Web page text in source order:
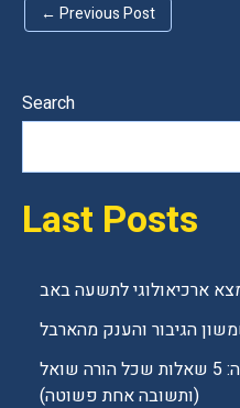
v
h
f
e
e
← Previous Post
Search
Last Posts
ארכיאולוגי לתשעה באב
הגיבור והענק מהארבל
חינוך ביתי ולימוד היסטוריה: 5 שאלות שכל הורה שואל
(ותשובה אחת פשוטה)